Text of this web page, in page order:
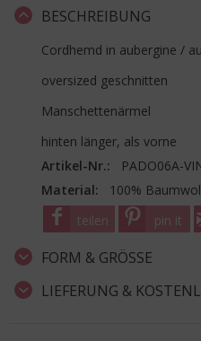
BESCHREIBUNG
Cordhemd in aubergine /
oversized geschnitten
Manschettenärmel
hinten länger, als vorne
Artikel-Nr.:
PADO06A-
Material:
100%
teilen
pin it
FORM & GRÖSSE
LIEFERUNG &